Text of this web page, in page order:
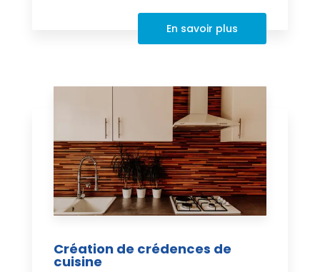
En savoir plus
Création de crédences de
cuisine